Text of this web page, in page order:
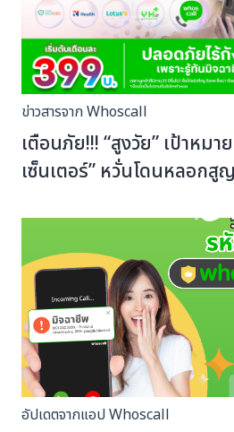
ข่าวสารจาก Whoscall
เตือนภัย!!! “สูงวัย” เป้าหม
เซ็นเตอร์” หวั่นโดนหลอก
อัปเดตจากแอป Whoscall